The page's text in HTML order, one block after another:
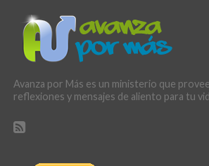
Avanza por Más es un ministerio que
reflexiones y mensajes de aliento para tu